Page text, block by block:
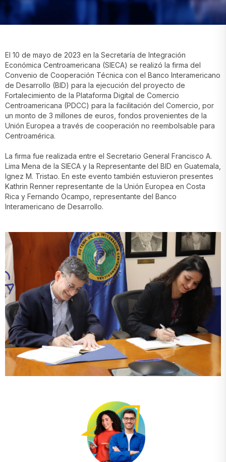
El 10 de mayo de 2023 en la Secretaría de Integración
Económica Centroamericana (SIECA) se realizó la firma del
Convenio de Cooperación Técnica con el Banco Interamericano
de Desarrollo (BID) para la ejecución del proyecto de
Fortalecimiento de la Plataforma Digital de Comercio
Centroamericana (PDCC) para la facilitación del Comercio, por
un monto de 3 millones de euros, fondos provenientes de la
Unión Europea a través de cooperación no reembolsable para
Centroamérica.
La firma fue realizada entre el Secretario General Francisco A.
Lima Mena de la SIECA y la Representante del BID en Guatemala,
Ignez M. Tristao. En este evento también estuvieron presentes
Kathrin Renner representante de la Unión Europea en Costa
Rica y Fernando Ocampo, representante del Banco
Interamericano de Desarrollo.